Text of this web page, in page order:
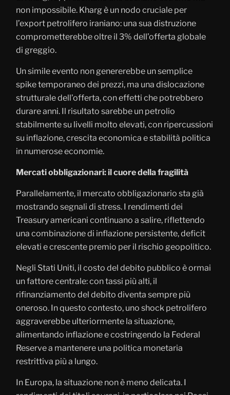
non impossibile. Kharg è un nodo cruciale per
l’export petrolifero iraniano: una sua distruzione
comprometterebbe oltre il 3% dell’offerta globale
di greggio.
Un simile evento non genererebbe un semplice
spike temporaneo dei prezzi, ma una dislocazione
strutturale dell’offerta, con effetti che potrebbero
durare anni. Il risultato sarebbe un petrolio
stabilmente su livelli molto elevati, con ripercussioni
su inflazione, crescita economica e stabilità politica
in numerose economie.
Mercati obbligazionari: il cuore della fragilità
Parallelamente, il mercato obbligazionario sta già
mostrando segnali di stress. I rendimenti dei
Treasury americani continuano a salire, riflettendo
una combinazione di inflazione persistente, deficit
elevati e crescente premio per il rischio geopolitico.
Negli Stati Uniti, il costo del debito pubblico è ormai
un fattore centrale: con tassi più alti, il
rifinanziamento del debito diventa sempre più
oneroso. In questo contesto, uno shock petrolifero
aggraverebbe ulteriormente la situazione,
alimentando inflazione e costringendo la Federal
Reserve a mantenere una politica monetaria
restrittiva più a lungo.
In Europa, la situazione non è meno delicata. I